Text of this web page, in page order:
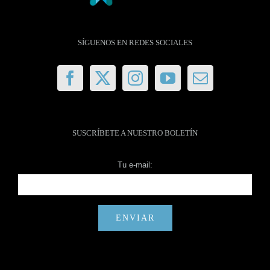
SÍGUENOS EN REDES SOCIALES
SUSCRÍBETE A NUESTRO BOLETÍN
Tu e-mail: